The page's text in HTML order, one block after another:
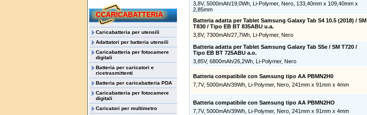
CCARICABATTERIA
Caricabatteria per utensili
Adattatori per batteria utensili
Caricabatteria per fotocamere
digitali
Batteria per caricatori e
ricetrasmittenti
Batteria per caricabatteria PDA
Caricabatteria per fotocamere
digitali
Caricatori per multimetro
3,8V, 5000mAh/19,0Wh, Li-Polymer, Nero, 133,40mm x 109,40mm x
2,85mm
Batteria adatta per Tablet Samsung Galaxy Tab S4 10.5 (2018) / SM
T830 / Tipo EB BT 835ABU u.a.
3,8V, 7300mAh/27,7Wh, Li-Polymer, Nero
Batteria adatta per Tablet Samsung Galaxy Tab S5e / SM T720 /
Tipo EB BT 725ABU a.o.
3,85V, 6800mAh/26,2Wh, Li-Polymer, Nero
Batteria compatibile con Samsung tipo AA PBMN2H0
7,7V, 5000mAh/39Wh, Li-Polymer, Nero, 241mm x 91mm x 4mm
Batteria compatibile con Samsung tipo AA PBMN2HO
7,7V, 5000mAh/39Wh, Li-Polymer, Nero, 241mm x 91mm x 4mm